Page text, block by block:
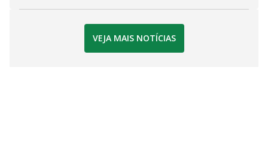
VEJA MAIS NOTÍCIAS